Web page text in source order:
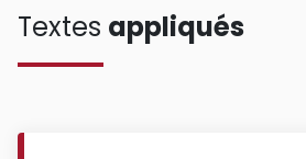
Textes appliqués